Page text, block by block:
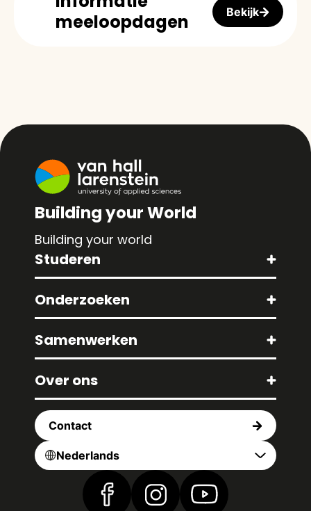
meeloopdagen
Bekijk
Building your World
Building your world
Studeren
Onderzoeken
Samenwerken
Over ons
Contact
Nederlands
Vind ons op Facebook
Vind ons op Instagram
Vind ons op